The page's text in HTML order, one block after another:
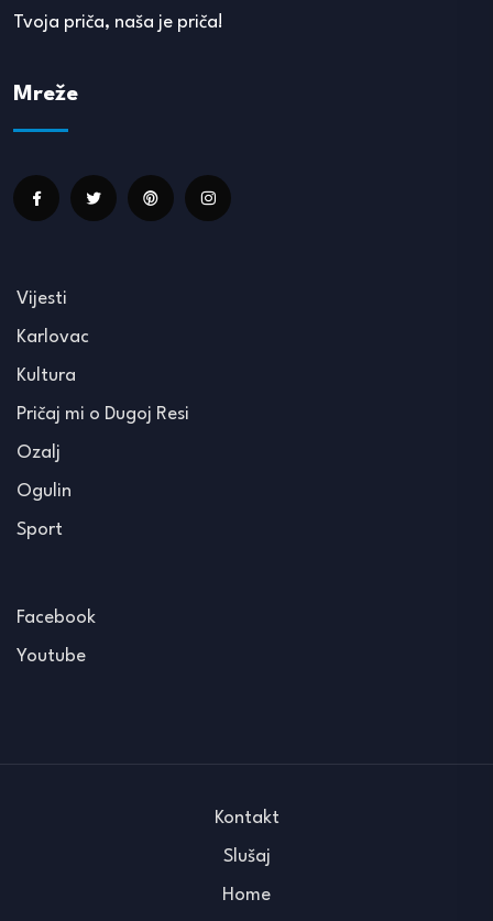
Tvoja priča, naša je priča!
Mreže
Vijesti
Karlovac
Kultura
Pričaj mi o Dugoj Resi
Ozalj
Ogulin
Sport
Facebook
Youtube
Kontakt
Slušaj
Home